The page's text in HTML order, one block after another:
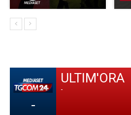
-
ULTIM'ORA
-